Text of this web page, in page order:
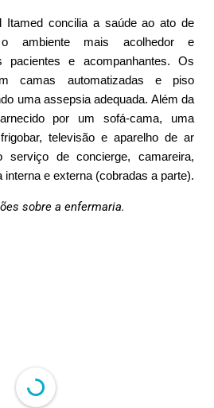
Itamed concilia a saúde ao ato de
o ambiente mais acolhedor e
pacientes e acompanhantes. Os
camas automatizadas e piso
uma assepsia adequada. Além da
por um sofá-cama, uma
televisão e aparelho de ar
serviço de concierge, camareira,
interna e externa (cobradas a parte).
sobre a enfermaria.